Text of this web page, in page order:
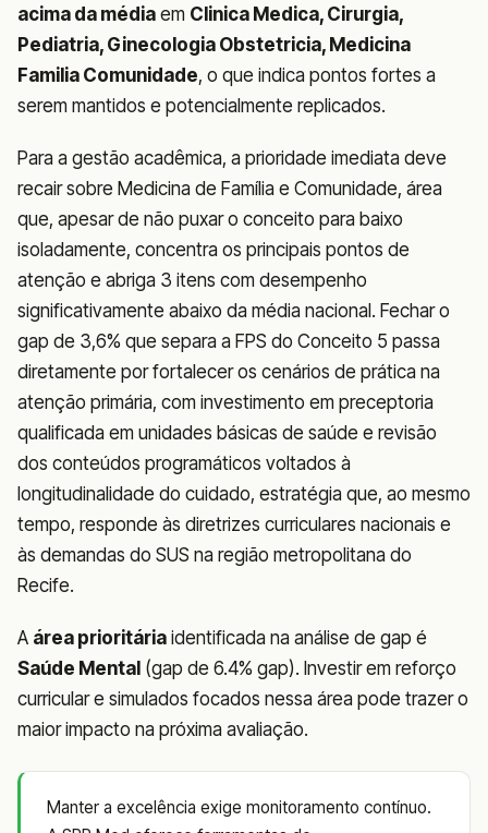
acima da média em Clinica Medica, Cirurgia,
Pediatria, Ginecologia Obstetricia, Medicina
Familia Comunidade, o que indica pontos fortes a
serem mantidos e potencialmente replicados.
Para a gestão acadêmica, a prioridade imediata deve
recair sobre Medicina de Família e Comunidade, área
que, apesar de não puxar o conceito para baixo
isoladamente, concentra os principais pontos de
atenção e abriga 3 itens com desempenho
significativamente abaixo da média nacional. Fechar o
gap de 3,6% que separa a FPS do Conceito 5 passa
diretamente por fortalecer os cenários de prática na
atenção primária, com investimento em preceptoria
qualificada em unidades básicas de saúde e revisão
dos conteúdos programáticos voltados à
longitudinalidade do cuidado, estratégia que, ao mesmo
tempo, responde às diretrizes curriculares nacionais e
às demandas do SUS na região metropolitana do
Recife.
A área prioritária identificada na análise de gap é
Saúde Mental (gap de 6.4% gap). Investir em reforço
curricular e simulados focados nessa área pode trazer o
maior impacto na próxima avaliação.
Manter a excelência exige monitoramento contínuo.